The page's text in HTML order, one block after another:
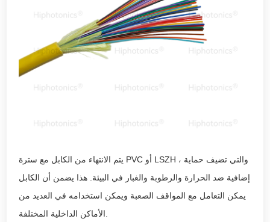
يتم الانتهاء من الكابل مع سترة PVC أو LSZH ، والتي تضيف حماية
إضافية ضد الحرارة والرطوبة والغبار في البيئة. هذا يضمن أن الكابل
يمكن التعامل مع المواقف الصعبة ويمكن استخدامه في العديد من